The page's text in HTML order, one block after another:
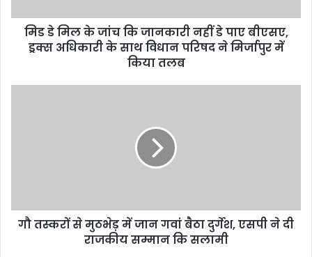
मिड डे मिल के जांच कि जानकारी नहीं डे पाए बीएसए,
ड्रक्स अधिकारी के साथ विधान परिषद ने मिर्जापुर में
किया तलब
गौ तस्करों से मुठभेड़ में जान गवां बैठा दुर्गेश, एसपी ने दी
राजकीय सम्मान कि सलामी